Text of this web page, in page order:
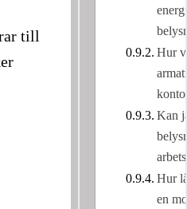
till
Hur
Kan
Hur
en